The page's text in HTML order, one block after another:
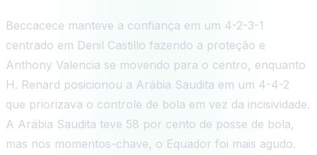
Beccacece manteve a confiança em um 4-2-3-1
centrado em Denil Castillo fazendo a proteção e
Anthony Valencia se movendo para o centro, enquanto
H. Renard posicionou a Arábia Saudita em um 4-4-2
que priorizava o controle de bola em vez da incisividade.
A Arábia Saudita teve 58 por cento de posse de bola,
mas nos momentos-chave, o Equador foi mais agudo.